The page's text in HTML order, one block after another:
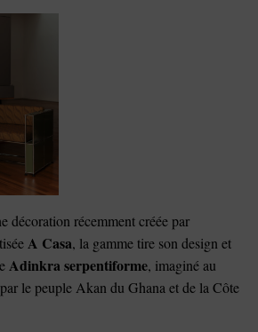
décoration récemment créée par
A Casa, la gamme tire son design et
Adinkra serpentiforme, imaginé au
le peuple Akan du Ghana et de la Côte